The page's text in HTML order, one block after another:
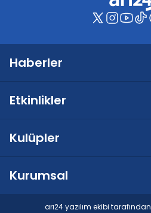
Haberler
Etkinlikler
Kulüpler
Kurumsal
arı24 yazılım ekibi tarafından